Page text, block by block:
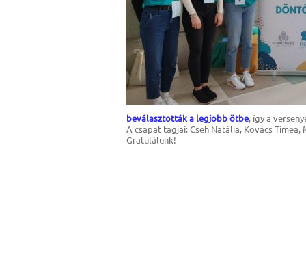
beválasztották a legjobb ötbe, így a
A csapat tagjai: Cseh Natália, Kovács
Gratulálunk!